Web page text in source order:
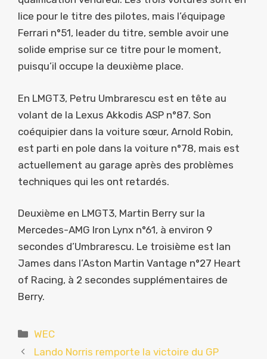
lice pour le titre des pilotes, mais l’équipage
Ferrari n°51, leader du titre, semble avoir une
solide emprise sur ce titre pour le moment,
puisqu’il occupe la deuxième place.
En LMGT3, Petru Umbrarescu est en tête au
volant de la Lexus Akkodis ASP n°87. Son
coéquipier dans la voiture sœur, Arnold Robin,
est parti en pole dans la voiture n°78, mais est
actuellement au garage après des problèmes
techniques qui les ont retardés.
Deuxième en LMGT3, Martin Berry sur la
Mercedes-AMG Iron Lynx n°61, à environ 9
secondes d’Umbrarescu. Le troisième est Ian
James dans l’Aston Martin Vantage n°27 Heart
of Racing, à 2 secondes supplémentaires de
Berry.
Catégories
WEC
Lando Norris remporte la victoire du GP